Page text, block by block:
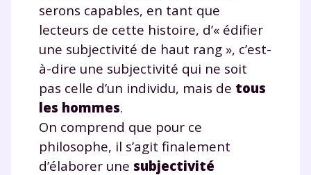
serons capables, en tant que
lecteurs de cette histoire, d’« édifier
une subjectivité de haut rang », c’est-
à-dire une subjectivité qui ne soit
pas celle d’un individu, mais de tous
les hommes.
On comprend que pour ce
philosophe, il s’agit finalement
d’élaborer une subjectivité